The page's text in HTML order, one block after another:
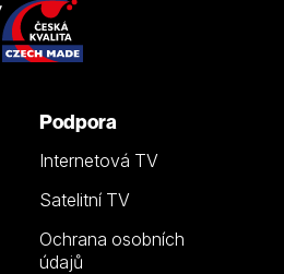
Podpora
Internetová TV
Satelitní TV
Ochrana osobních
údajů